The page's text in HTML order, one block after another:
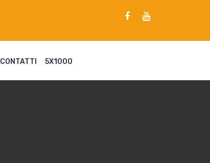
CONTATTI 5X1000